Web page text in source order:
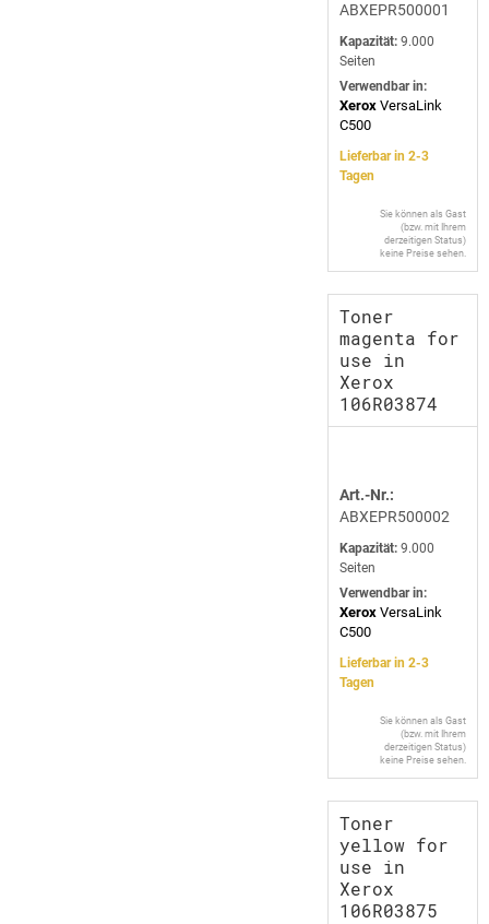
ABXEPR500001
Kapazität: 9.000
Seiten
Verwendbar in:
Xerox VersaLink
C500
Lieferbar in 2-3
Tagen
Sie können als Gast
(bzw. mit Ihrem
derzeitigen Status)
keine Preise sehen.
Toner
magenta for
use in
Xerox
106R03874
Art.-Nr.:
ABXEPR500002
Kapazität: 9.000
Seiten
Verwendbar in:
Xerox VersaLink
C500
Lieferbar in 2-3
Tagen
Sie können als Gast
(bzw. mit Ihrem
derzeitigen Status)
keine Preise sehen.
Toner
yellow for
use in
Xerox
106R03875